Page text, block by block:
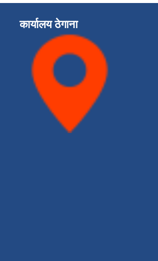
कार्यालय ठेगाना